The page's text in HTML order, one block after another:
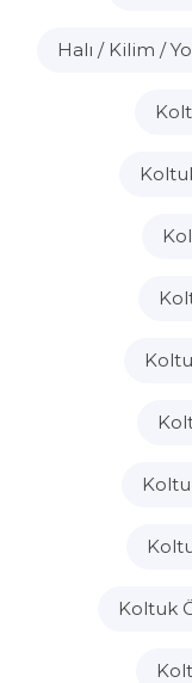
Halı / Kilim /
Koltuk